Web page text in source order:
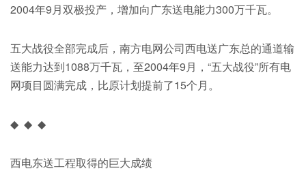
2004年9月双极投产，增加向广东送电能力300万千瓦。
五大战役全部完成后，南方电网公司西电送广东总的通道输
送能力达到1088万千瓦，至2004年9月，“五大战役”所有电
网项目圆满完成，比原计划提前了15个月。
◆ ◆ ◆
西电东送工程取得的巨大成绩